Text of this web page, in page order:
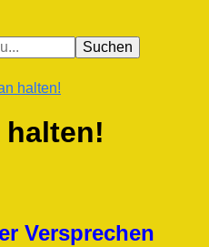
halten!
halten!
Versprechen